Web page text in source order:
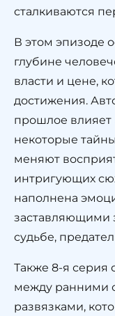
сталкиваются
В этом эпизоде
глубине
власти и цене,
достижения.
прошлое влияет
некоторые
меняют
интригующих
наполнена
заставляющими
судьбе,
Также 8-я серия
между ранними
развязками,